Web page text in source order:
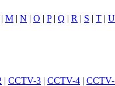
| M | N | O | P| Q | R | S | T | U
| CCTV-3 | CCTV-4 |